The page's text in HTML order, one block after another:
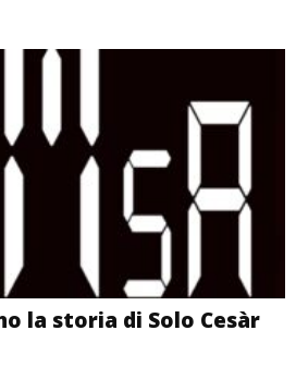
la storia di Solo Cesàr